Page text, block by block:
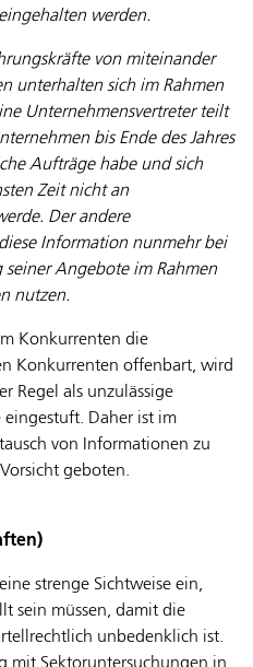
werden.
von miteinander
unterhalten sich im Rahmen
Unternehmensvertreter teilt
bis Ende des Jahres
Aufträge habe und sich
Zeit nicht an
Der andere
Information nunmehr bei
Angebote im Rahmen
nutzen.
Konkurrenten die
Konkurrenten offenbart, wird
Regel als unzulässige
eingestuft. Daher ist im
von Informationen zu
geboten.
strenge Sichtweise ein,
sein müssen, damit die
unbedenklich ist.
mit Sektoruntersuchungen in